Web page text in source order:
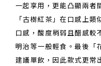
一起享用，更能凸顯兩者
「古樹紅茶」在口感上
口感，酸度稍弱且醋感較
明治等一般輕食。最後「
建議單飲，因此款式更常